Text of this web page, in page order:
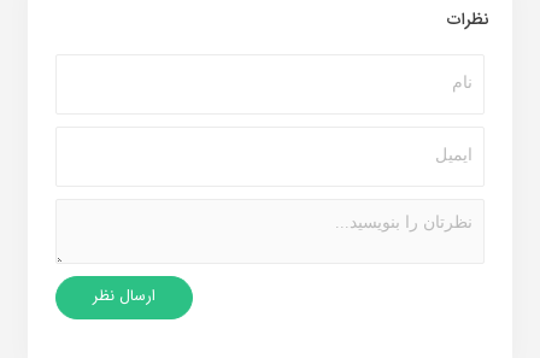
نظرات